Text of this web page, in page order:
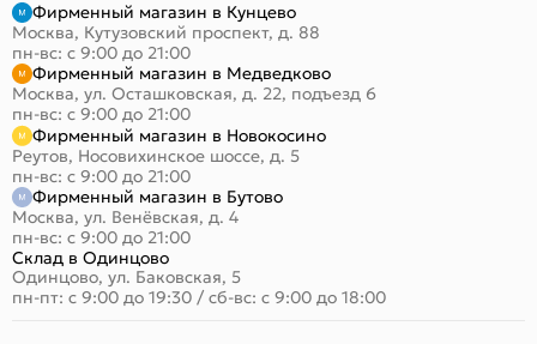
Фирменный магазин в Кунцево
Москва, Кутузовский проспект, д. 88
пн-вс: с 9:00 до 21:00
Фирменный магазин в Медведково
Москва, ул. Осташковская, д. 22, подъезд 6
пн-вс: с 9:00 до 21:00
Фирменный магазин в Новокосино
Реутов, Носовихинское шоссе, д. 5
пн-вс: с 9:00 до 21:00
Фирменный магазин в Бутово
Москва, ул. Венёвская, д. 4
пн-вс: с 9:00 до 21:00
Склад в Одинцово
Одинцово, ул. Баковская, 5
пн-пт: с 9:00 до 19:30 / сб-вс: с 9:00 до 18:00